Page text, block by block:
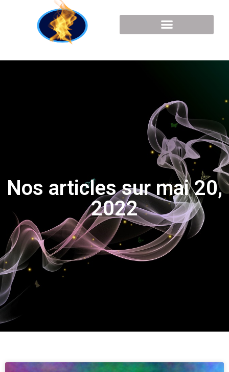
Nos articles sur mai 20,
2022